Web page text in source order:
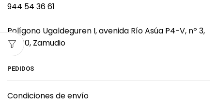
944 54 36 61
Polígono Ugaldeguren I, avenida Río Asúa P4-V, nº 3,
48170, Zamudio
PEDIDOS
Condiciones de envío